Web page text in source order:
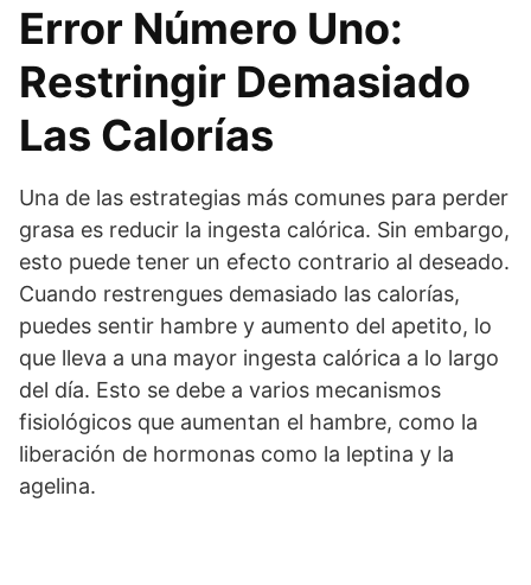
Error Número Uno:
Restringir Demasiado
Las Calorías
Una de las estrategias más comunes para perder
grasa es reducir la ingesta calórica. Sin embargo,
esto puede tener un efecto contrario al deseado.
Cuando restrengues demasiado las calorías,
puedes sentir hambre y aumento del apetito, lo
que lleva a una mayor ingesta calórica a lo largo
del día. Esto se debe a varios mecanismos
fisiológicos que aumentan el hambre, como la
liberación de hormonas como la leptina y la
agelina.